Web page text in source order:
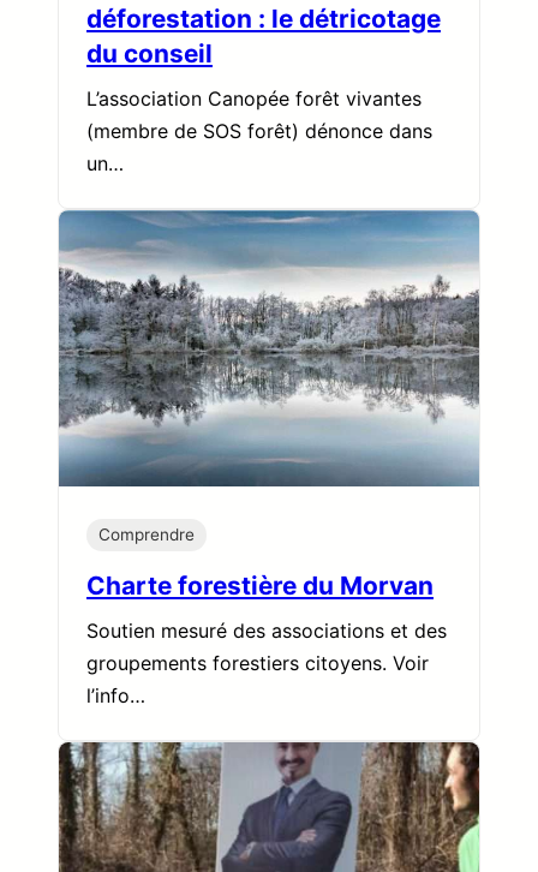
déforestation : le détricotage
du conseil
L’association Canopée forêt vivantes
(membre de SOS forêt) dénonce dans
un…
Comprendre
Charte forestière du Morvan
Soutien mesuré des associations et des
groupements forestiers citoyens. Voir
l’info…